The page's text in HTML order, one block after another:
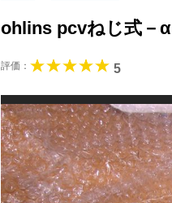
ohlins pcvねじ式－α
評価： 5